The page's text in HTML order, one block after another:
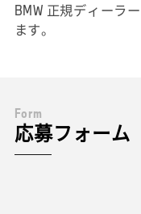
BMW 正規ディーラ
ます。
Form
応募フォーム